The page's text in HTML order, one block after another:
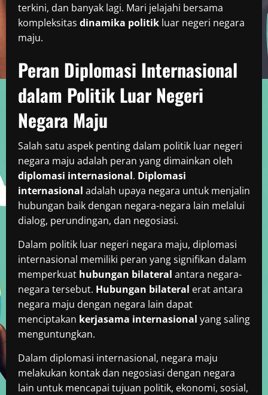
terkini, dan banyak lagi. Mari jelajahi bersama
kompleksitas dinamika politik luar negeri negara
maju.
Peran Diplomasi Internasional
dalam Politik Luar Negeri
Negara Maju
Salah satu aspek penting dalam politik luar negeri
negara maju adalah peran yang dimainkan oleh
diplomasi internasional. Diplomasi
internasional adalah upaya negara untuk menjalin
hubungan baik dengan negara-negara lain melalui
dialog, perundingan, dan negosiasi.
Dalam politik luar negeri negara maju, diplomasi
internasional memiliki peran yang signifikan dalam
memperkuat hubungan bilateral antara negara-
negara tersebut. Hubungan bilateral erat antara
negara maju dengan negara lain dapat
menciptakan kerjasama internasional yang saling
menguntungkan.
Dalam diplomasi internasional, negara maju
melakukan kontak dan negosiasi dengan negara
lain untuk mencapai tujuan politik, ekonomi, sosial,